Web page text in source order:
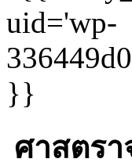
ศาสตร